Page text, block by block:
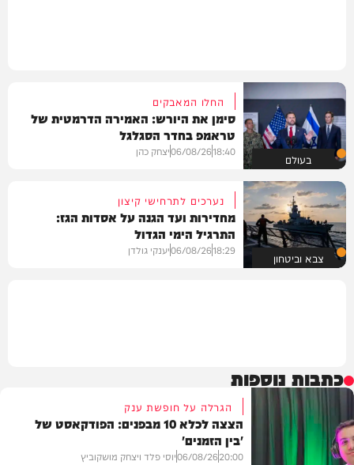
בעולם
החלו המאבקים
סימן את היורש: האמירה הדרמטית של
טראמפ בחדר הסגלגל
18:40
06/08/26יצחק כהן
צבא וביטחון
נערכים לתרחישי קיצון
מחדירות ועד הגנה על אסדות הגז:
התרגיל הימי הגדול
18:29
06/08/26יענקי גולדן
כתבות נוספות
הגרלה על חופשת ענק
הצצה לכלא 10 מבפנים: הפודקאסט של
'בין הזמנים'
20:00
06/08/26יוסי פלד ויצחק מושקוביץ